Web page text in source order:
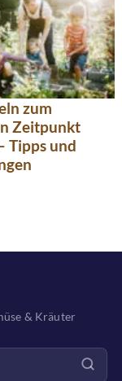
zum
Zeitpunkt
Tipps und
& Kräuter